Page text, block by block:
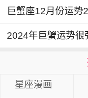
巨蟹座12月份运势
2024年巨蟹运势
星座漫画